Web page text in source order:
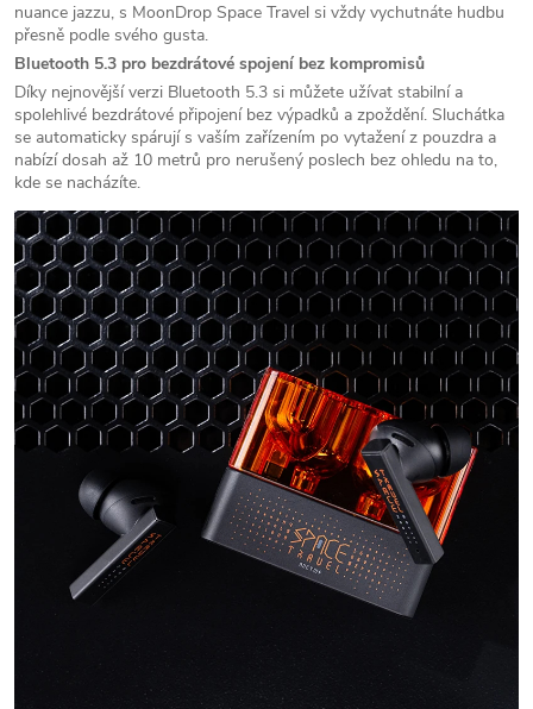
nuance jazzu, s MoonDrop Space Travel si vždy vychutnáte hudbu
přesně podle svého gusta.
Bluetooth 5.3 pro bezdrátové spojení bez kompromisů
Díky nejnovější verzi Bluetooth 5.3 si můžete užívat stabilní a
spolehlivé bezdrátové připojení bez výpadků a zpoždění. Sluchátka
se automaticky spárují s vaším zařízením po vytažení z pouzdra a
nabízí dosah až 10 metrů pro nerušený poslech bez ohledu na to,
kde se nacházíte.